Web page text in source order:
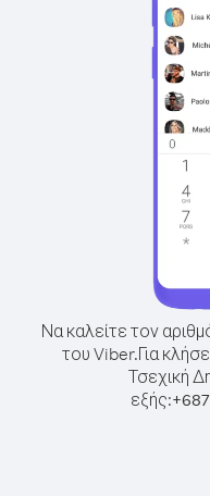
Να καλείτε τον
του Viber.Για
Τσεχική
εξής:+687